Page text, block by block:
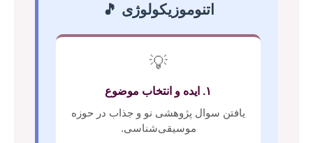
اتنوموزیکولوژی 🎵
💡
۱. ایده و انتخاب موضوع
یافتن سوال پژوهشی نو و جذاب در حوزه
موسیقی‌شناسی.